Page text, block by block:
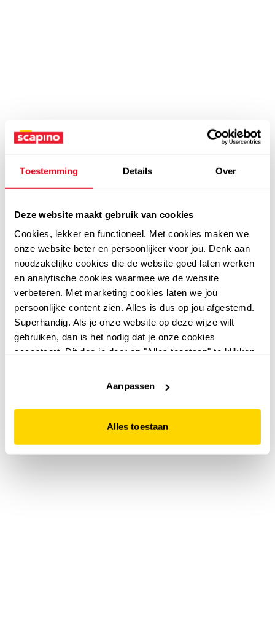
Toestemming Details Over
Deze website maakt gebruik van cookies
Cookies, lekker en functioneel. Met cookies maken we
onze website beter en persoonlijker voor jou. Denk aan
noodzakelijke cookies die de website goed laten werken
en analytische cookies waarmee we de website
verbeteren. Met marketing cookies laten we jou
persoonlijke content zien. Alles is dus op jou afgestemd.
Superhandig. Als je onze website op deze wijze wilt
gebruiken, dan is het nodig dat je onze cookies
accepteert. Dit doe je door op "Alles toestaan" te klikken.
website niet optimaal functioneert.
Aanpassen
Alles toestaan